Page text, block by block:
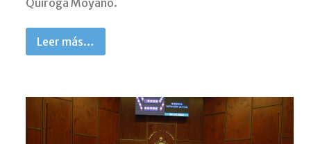
Quiroga Moyano.
Leer más…